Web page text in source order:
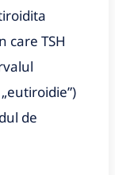
care TSH
de